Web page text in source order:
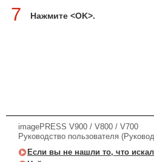
7 Нажмите <OK>.
imagePRESS V900 / V800 / V700
Руководство пользователя
Если вы не нашли то, что